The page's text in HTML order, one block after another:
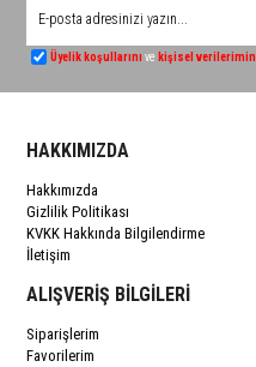
Üyelik koşullarını ve kişisel verilerimin
HAKKIMIZDA
Hakkımızda
Gizlilik Politikası
KVKK Hakkında Bilgilendirme
İletişim
ALIŞVERİŞ BİLGİLERİ
Siparişlerim
Favorilerim